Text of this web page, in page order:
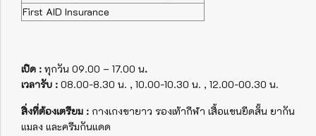
First AID Insurance
เปิด : ทุกวัน 09.00 – 17.00 น.
เวลารับ : 08.00-8.30 น. , 10.00-10.30 น. , 12.00-00.30 น.
สิ่งที่ต้องเตรียม : กางเกงขายาว รองเท้ากีฬา เสื้อแขนยืดสั้น ยากัน
แมลง และครีมกันแดด